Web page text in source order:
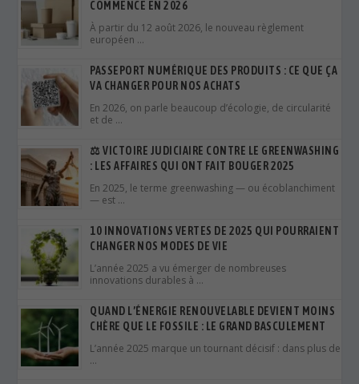
COMMENCE EN 2026
À partir du 12 août 2026, le nouveau règlement
européen …
PASSEPORT NUMÉRIQUE DES PRODUITS : CE QUE ÇA
VA CHANGER POUR NOS ACHATS
En 2026, on parle beaucoup d’écologie, de circularité
et de …
⚖️ VICTOIRE JUDICIAIRE CONTRE LE GREENWASHING
: LES AFFAIRES QUI ONT FAIT BOUGER 2025
En 2025, le terme greenwashing — ou écoblanchiment
— est …
10 INNOVATIONS VERTES DE 2025 QUI POURRAIENT
CHANGER NOS MODES DE VIE
L’année 2025 a vu émerger de nombreuses
innovations durables à …
QUAND L’ÉNERGIE RENOUVELABLE DEVIENT MOINS
CHÈRE QUE LE FOSSILE : LE GRAND BASCULEMENT
L’année 2025 marque un tournant décisif : dans plus de
…